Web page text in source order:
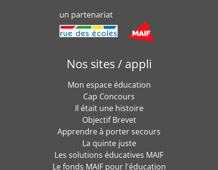
un partenariat
Nos sites / appli
Mon espace éducation
Cap Concours
Il était une histoire
Objectif Brevet
Apprendre à porter secours
La quinte juste
Les solutions éducatives MAIF
Le fonds MAIF pour l'éducation